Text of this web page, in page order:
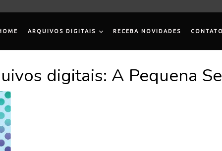
ARQUIVOS DIGITAIS RECEBA NOVIDADES CONTATO
digitais: A Pequena